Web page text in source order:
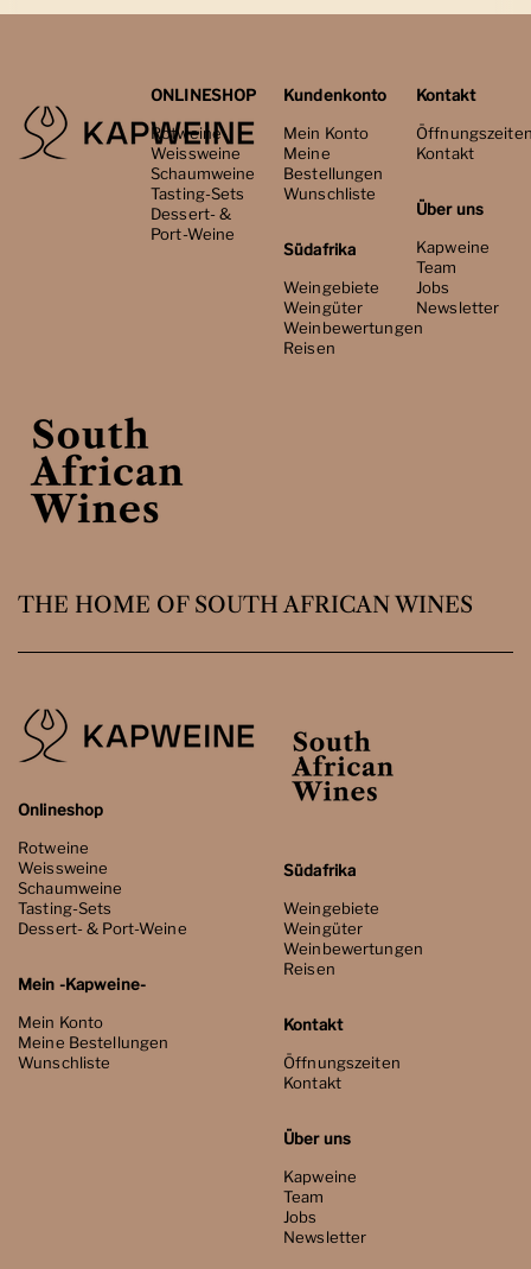
ONLINESHOP
Rotweine
Weissweine
Schaumweine
Tasting-Sets
Dessert- &
Port-Weine
Kundenkonto
Mein Konto
Meine
Bestellungen
Wunschliste
Südafrika
Weingebiete
Weingüter
Weinbewertungen
Reisen
Kontakt
Kontakt
Über uns
Kapweine
Team
Jobs
Newsletter
THE HOME OF SOUTH AFRICAN WINES
Onlineshop
Rotweine
Weissweine
Schaumweine
Tasting-Sets
Dessert- & Port-Weine
Mein -Kapweine-
Mein Konto
Meine Bestellungen
Wunschliste
Südafrika
Weingebiete
Weingüter
Weinbewertungen
Reisen
Kontakt
Öffnungszeiten
Kontakt
Über uns
Kapweine
Team
Jobs
Newsletter